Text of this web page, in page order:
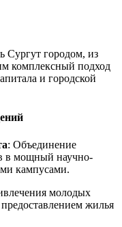
Сургут городом, из
комплексный подход
и городской
: Объединение
в мощный научно-
кампусами.
молодых
жилья